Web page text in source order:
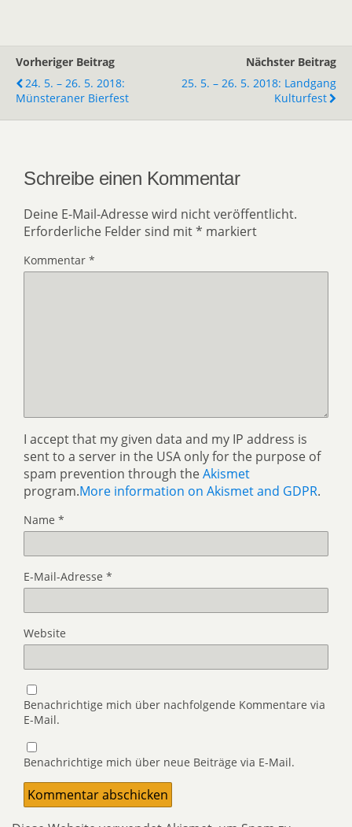
Vorheriger Beitrag
24. 5. – 26. 5. 2018:
Münsteraner Bierfest
Nächster Beitrag
25. 5. – 26. 5. 2018: Landgang
Kulturfest
Schreibe einen Kommentar
Deine E-Mail-Adresse wird nicht veröffentlicht.
Erforderliche Felder sind mit* markiert
Kommentar *
I accept that my given data and my IP address is
sent to a server in the USA only for the purpose of
spam prevention through theAkismet
program.More information on Akismet and GDPR.
Name *
E-Mail-Adresse *
Website
Benachrichtige mich über nachfolgende Kommentare via
E-Mail.
Benachrichtige mich über neue Beiträge via E-Mail.